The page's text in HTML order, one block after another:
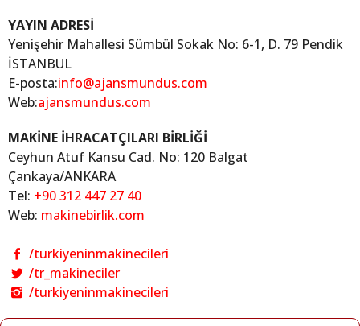
YAYIN ADRESİ
Yenişehir Mahallesi Sümbül Sokak No: 6-1, D. 79 Pendik
İSTANBUL
E-posta:info@ajansmundus.com
Web:ajansmundus.com
MAKİNE İHRACATÇILARI BİRLİĞİ
Ceyhun Atuf Kansu Cad. No: 120 Balgat
Çankaya/ANKARA
Tel: +90 312 447 27 40
Web: makinebirlik.com
/turkiyeninmakinecileri
/tr_makineciler
/turkiyeninmakinecileri